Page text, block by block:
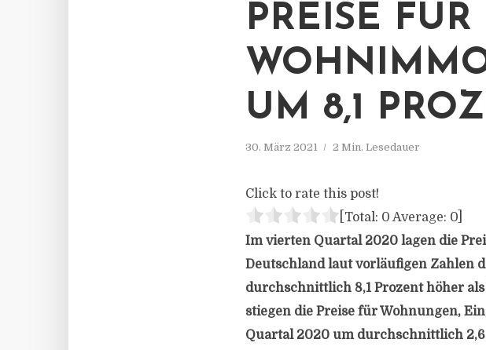
PREISE FÜR
UM 8,1
30. März 2021 2 Min. Lesedauer
Click to rate this post!
[Total: 0 Average: 0
Im vierten Quartal 2020 lagen die
Deutschland laut vorläufigen Zahlen
durchschnittlich 8,1 Prozent höher
stiegen die Preise für Wohnungen,
Quartal 2020 um durchschnittlich